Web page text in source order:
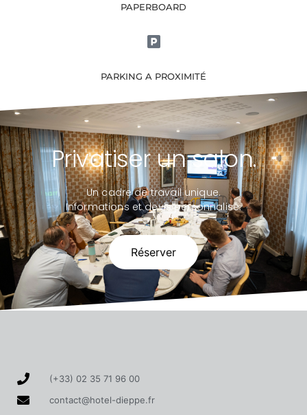
PAPERBOARD
PARKING A PROXIMITÉ
Privatiser un salon.
Un cadre de travail unique.
Informations et devis personnalisé.
Réserver
(+33) 02 35 71 96 00
contact@hotel-dieppe.fr